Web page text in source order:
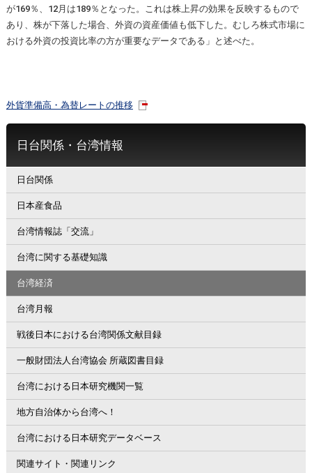
が169％、12月は189％となった。これは株上昇の効果を反映するもので
あり、株が下落した場合、外資の資産価値も低下した。むしろ株式市場に
おける外資の投資比率の方が重要なデータである」と述べた。
外貨準備高・為替レートの推移
日台関係・台湾情報
日台関係
日本産食品
台湾情報誌「交流」
台湾に関する基礎知識
台湾経済
台湾月報
戦後日本における台湾関係文献目録
一般財団法人台湾協会 所蔵図書目録
台湾における日本研究機関一覧
地方自治体から台湾へ！
台湾における日本研究データベース
関連サイト・関連リンク